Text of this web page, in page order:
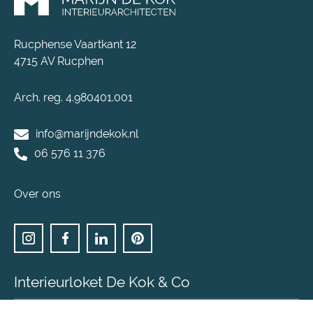
Rucphense Vaartkant 12
4715 AV Rucphen
Arch. reg. 4.980401.001
info@marijndekok.nl
06 576 11 376
Over ons
Interieurloket De Kok & Co